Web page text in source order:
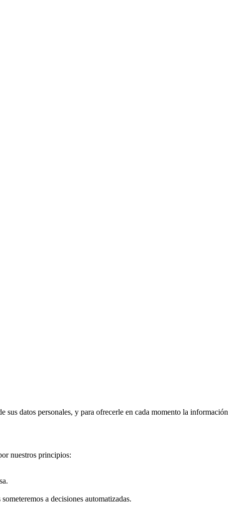
datos personales, y para ofrecerle en cada momento la información
nuestros principios:
a decisiones automatizadas.